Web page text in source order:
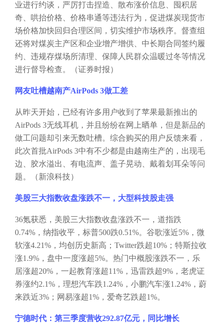
业进行约谈，严厉打击捏造、散布涨价信息、囤积居
奇、哄抬价格、价格串通等违法行为，促进煤炭现货市
场价格加快回归合理区间，切实维护市场秩序。督查组
还将对煤炭主产区和企业增产增供、中长期合同签约履
约、违规存煤场所清理、保障人民群众温暖过冬等情况
进行督导检查。（证券时报）
网友吐槽越南产AirPods 3做工差
从昨天开始，已经有许多用户收到了苹果最新推出的
AirPods 3无线耳机，并且纷纷在网上晒单，但是新品的
做工问题却引来无数吐槽。综合购买的用户反馈来看，
此次首批AirPods 3中有不少都是由越南生产的，出现毛
边、胶水溢出、有电流声、盖子晃动、戴着划耳朵等问
题。（新浪科技）
美股三大指数收盘涨跌不一，大型科技股走强
36氪获悉，美股三大指数收盘涨跌不一，道指跌
0.74%，纳指收平，标普500跌0.51%。谷歌涨近5%，微
软涨4.21%，均创历史新高；Twitter跌超10%；特斯拉收
涨1.9%，盘中一度涨超5%。热门中概股涨跌不一，乐
居涨超20%，一起教育涨超11%，迅雷跌超9%，老虎证
券涨约2.1%，理想汽车跌1.24%，小鹏汽车涨1.24%，蔚
来跌近3%；网易涨超1%，爱奇艺跌超1%。
宁德时代：第三季度营收292.87亿元，同比增长